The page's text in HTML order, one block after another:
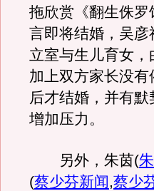
拖欣赏《翻生侏
言即将结婚，吴
立室与生儿育女
加上双方家长没
后才结婚，并有
增加压力。
另外，朱茵(
(蔡少芬新闻,蔡少